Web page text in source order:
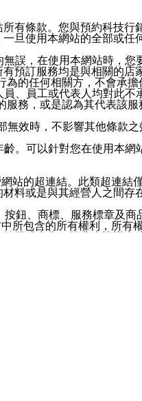
並傳送或宣傳本網站各
加入本公司/本服務好友，
為限，以廣告或其他目的
號碼比對相符。
息。
官方帳號或認證官方帳號的
有條款。您與預約科技
旦使用本網站的全部或任
誤，在使用本網站時，
預訂服務均是與相關的
的任何相關方，不會承
、員工或代表人均對此
務，或是認為其代表該
效時，不影響其他條款
。可以針對您在使用本
站的超連結。此類超連
料或是與其經營人之間存
鈕、商標、服務標章及
所包含的所有權利，所